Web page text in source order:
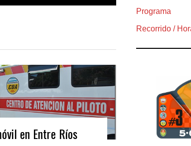
en Entre Ríos
Programa
Recorrido /